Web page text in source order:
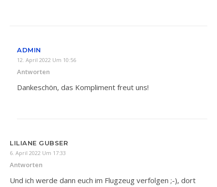
ADMIN
12. April 2022 Um 10:56
Antworten
Dankeschön, das Kompliment freut uns!
LILIANE GUBSER
6. April 2022 Um 17:33
Antworten
Und ich werde dann euch im Flugzeug verfolgen ;-), dort